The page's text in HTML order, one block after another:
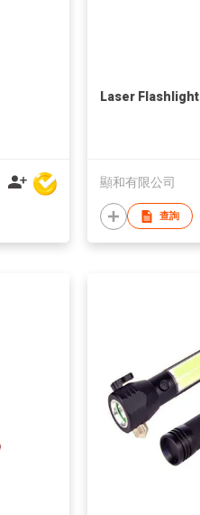
Laser Flashlight
顯和有限公司
查詢